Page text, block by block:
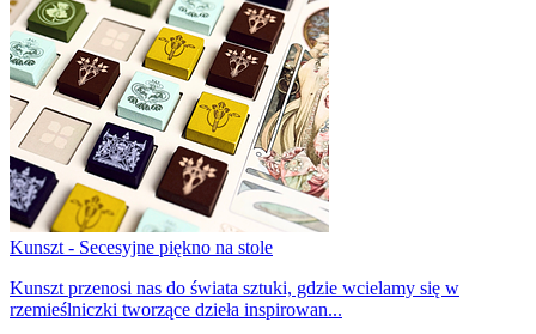
Kunszt - Secesyjne piękno na stole
Kunszt przenosi nas do świata sztuki, gdzie wcielamy się w
rzemieślniczki tworzące dzieła inspirowan...